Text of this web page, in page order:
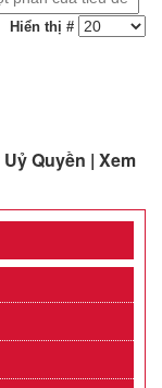
Hiển thị #
Quyền | Xem